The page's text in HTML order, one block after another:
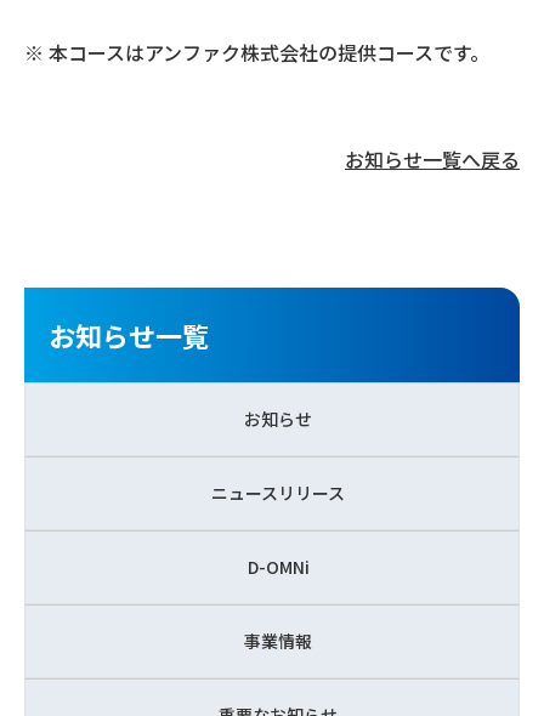
※ 本コースはアンファク株式会社の提供コースです。
お知らせ一覧へ戻る
お知らせ一覧
お知らせ
ニュースリリース
D-OMNi
事業情報